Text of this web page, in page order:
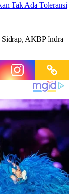
Tak Ada Toleransi
AKBP Indra